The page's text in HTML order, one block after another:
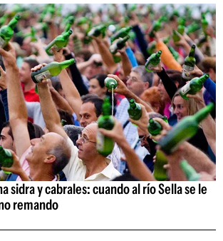
sidra y cabrales: cuando al río Sella se le
remando